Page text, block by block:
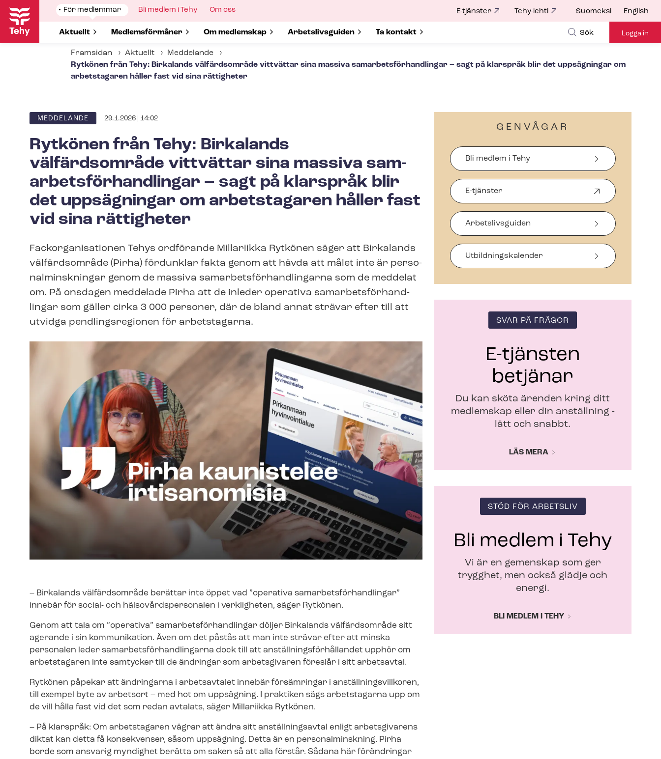
Hoppa
huvudinnehåll
Show
submenu
for
För medlemmar
Show submenu for
Aktuellt Show submenu for
Med­lems­för­må­ner Show submenu for
Om medlemskap Show submenu for
Ar­bets­livs­gui­den Show submenu for
Ta kontakt
Show
for
Bli medlem i Tehy
Show
Om oss E-tjänster Tehy-lehti Suomeksi English
Sök Logga in
Framsidan Aktuellt
Meddelande
Rytkönen från Tehy: Birkalands välfärdsområde vittvättar sina massiva sam­ar­bets­för­hand­ling­ar – sagt på klarspråk blir det uppsägningar om
arbetstagaren håller fast vid sina rättigheter
ARTICLE
MEDDELANDE 29.1.2026 | 14:02
Rytkönen från Tehy: Birkalands
välfärdsområde vittvättar sina massiva sam­
ar­bets­för­hand­ling­ar – sagt på klarspråk blir
det uppsägningar om arbetstagaren håller fast
vid sina rättigheter
Fack­or­ga­ni­sa­tio­nen Tehys ordförande Millariikka Rytkönen säger att Birkalands
välfärdsområde (Pirha) fördunklar fakta genom att hävda att målet inte är per­so­
nal­minsk­ning­ar genom de massiva sam­ar­bets­för­hand­ling­ar­na som de meddelat
om. På onsdagen meddelade Pirha att de inleder operativa sam­ar­bets­för­hand­
ling­ar som gäller cirka 3 000 personer, där de bland annat strävar efter till att
utvidga pendlingsregionen för arbetstagarna.
– Birkalands välfärdsområde berättar inte öppet vad ”operativa sam­ar­bets­för­hand­ling­ar”
innebär för social- och häl­so­vårds­per­so­na­len i verkligheten, säger Rytkönen.
Genom att tala om ”operativa” sam­ar­bets­för­hand­ling­ar döljer Birkalands välfärdsområde sitt
agerande i sin kommunikation. Även om det påstås att man inte strävar efter att minska
personalen leder sam­ar­bets­för­hand­ling­ar­na dock till att an­ställ­nings­för­hål­lan­det upphör om
arbetstagaren inte samtycker till de ändringar som arbetsgivaren föreslår i sitt arbetsavtal.
Rytkönen påpekar att ändringarna i arbetsavtalet innebär försämringar i an­ställ­nings­vill­ko­ren,
till exempel byte av arbetsort – med hot om uppsägning. I praktiken sägs arbetstagarna upp om
de vill hålla fast vid det som redan avtalats, säger Millariikka Rytkönen.
– På klarspråk: Om arbetstagaren vägrar att ändra sitt anställningsavtal enligt arbetsgivarens
diktat kan detta få konsekvenser, såsom uppsägning. Detta är en personalminskning. Pirha
borde som ansvarig myndighet berätta om saken så att alla förstår. Sådana här förändringar
GENVÅGAR
Bli medlem i Tehy
E-tjänster
Ö
p
n
a
s
i
t
Arbetslivsguiden
Ut­bild­nings­ka­len­der
SVAR PÅ FRÅGOR
E-tjänsten
betjänar
Du kan sköta ärenden kring ditt
medlemskap eller din anställning -
lätt och snabbt.
LÄS MERA
STÖD FÖR ARBETSLIV
Bli medlem i Tehy
Vi är en gemenskap som ger
trygghet, men också glädje och
energi.
BLI MEDLEM I TEHY